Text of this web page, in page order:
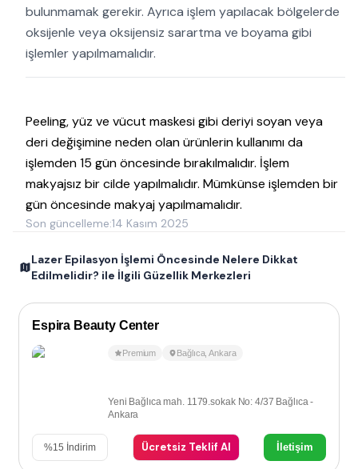
bulunmamak gerekir. Ayrıca işlem yapılacak bölgelerde
oksijenle veya oksijensiz sarartma ve boyama gibi
işlemler yapılmamalıdır.
Peeling, yüz ve vücut maskesi gibi deriyi soyan veya
deri değişimine neden olan ürünlerin kullanımı da
işlemden 15 gün öncesinde bırakılmalıdır. İşlem
makyajsız bir cilde yapılmalıdır. Mümkünse işlemden bir
gün öncesinde makyaj yapılmamalıdır.
Son güncelleme:14 Kasım 2025
Lazer Epilasyon İşlemi Öncesinde Nelere Dikkat
Edilmelidir? ile İlgili Güzellik Merkezleri
Espira Beauty Center
Premium Bağlıca,Ankara
Yeni Bağlıca mah. 1179.sokak No: 4/37 Bağlıca -
Ankara
%15 İndirim Ücretsiz Teklif Al İletişim